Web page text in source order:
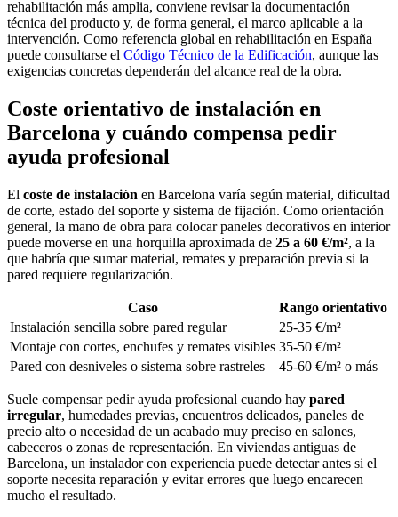
rehabilitación más amplia, conviene revisar la documentación
técnica del producto y, de forma general, el marco aplicable a la
intervención. Como referencia global en rehabilitación en España
puede consultarse el Código Técnico de la Edificación, aunque las
exigencias concretas dependerán del alcance real de la obra.
Coste orientativo de instalación en
Barcelona y cuándo compensa pedir
ayuda profesional
El coste de instalación en Barcelona varía según material, dificultad
de corte, estado del soporte y sistema de fijación. Como orientación
general, la mano de obra para colocar paneles decorativos en interior
puede moverse en una horquilla aproximada de 25 a 60 €/m², a la
que habría que sumar material, remates y preparación previa si la
pared requiere regularización.
Caso
Rango orientativo
Instalación sencilla sobre pared regular
25-35 €/m²
Montaje con cortes, enchufes y remates visibles 35-50 €/m²
Pared con desniveles o sistema sobre rastreles
45-60 €/m² o más
Suele compensar pedir ayuda profesional cuando hay pared
irregular, humedades previas, encuentros delicados, paneles de
precio alto o necesidad de un acabado muy preciso en salones,
cabeceros o zonas de representación. En viviendas antiguas de
Barcelona, un instalador con experiencia puede detectar antes si el
soporte necesita reparación y evitar errores que luego encarecen
mucho el resultado.